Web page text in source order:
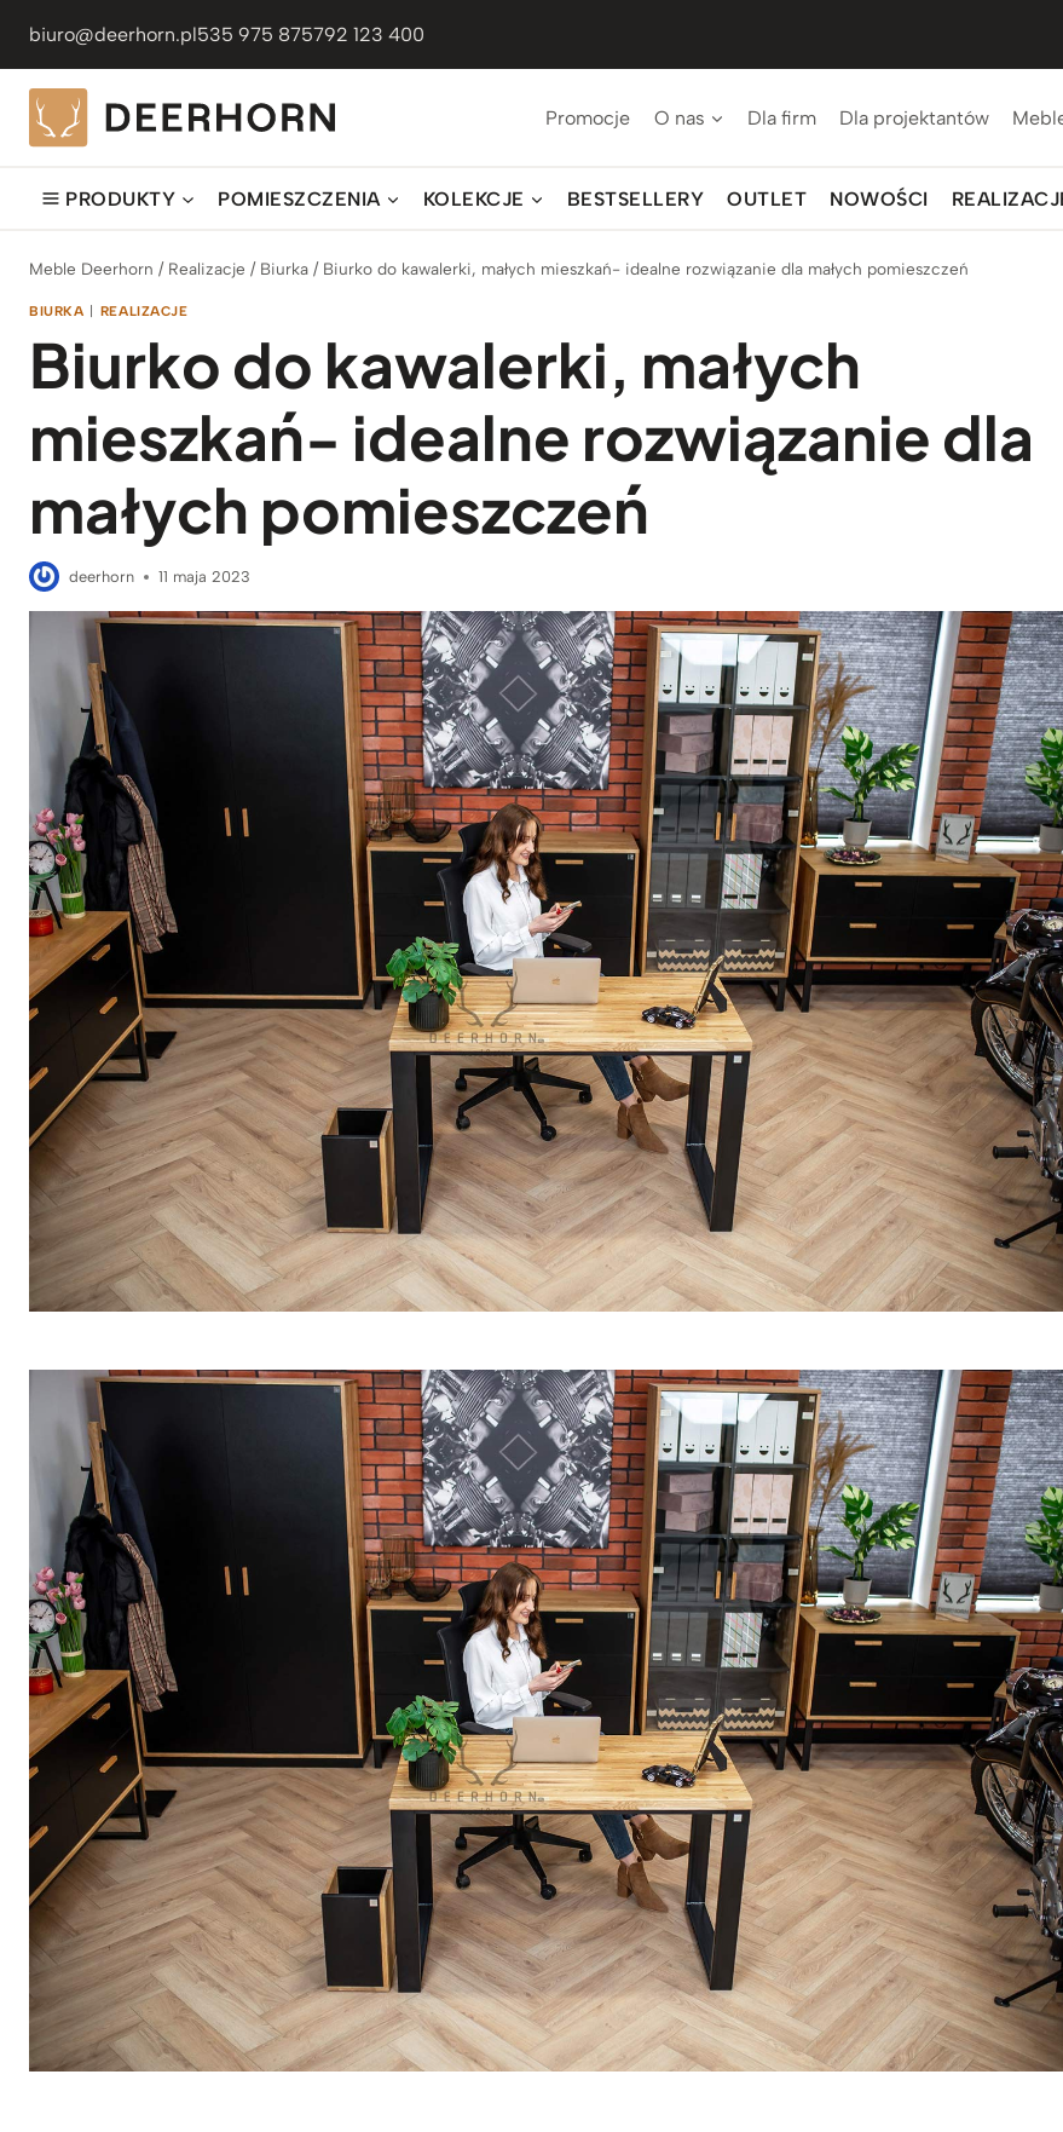
treści
biuro@deerhorn.pl535 975 875792 123 400
Promocje O nas Dla firm Dla projektantów
PRODUKTY POMIESZCZENIA KOLEKCJE BESTSELLERY OUTLET NOWOŚCI
Meble Deerhorn / Realizacje / Biurka / Biurko do kawalerki, małych mieszkań- idealne rozwiązanie dla małych pomieszczeń
BIURKA | REALIZACJE
Biurko do kawalerki, małych
mieszkań- idealne rozwiązanie dla
małych pomieszczeń
deerhorn 11 maja 2023